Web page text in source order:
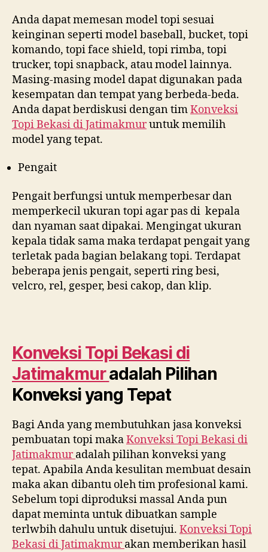
Anda dapat memesan model topi sesuai
keinginan seperti model baseball, bucket, topi
komando, topi face shield, topi rimba, topi
trucker, topi snapback, atau model lainnya.
Masing-masing model dapat digunakan pada
kesempatan dan tempat yang berbeda-beda.
Anda dapat berdiskusi dengan timKonveksi
Topi Bekasi diJatimakmuruntuk memilih
model yang tepat.
Pengait
Pengait berfungsi untuk memperbesar dan
memperkecil ukuran topi agar pas di kepala
dan nyaman saat dipakai. Mengingat ukuran
kepala tidak sama maka terdapat pengait yang
terletak pada bagian belakang topi. Terdapat
beberapa jenis pengait, seperti ring besi,
velcro, rel, gesper, besi cakop, dan klip.
Konveksi Topi Bekasi di
Jatimakmuradalah Pilihan
Konveksi yang Tepat
Bagi Anda yang membutuhkan jasa konveksi
pembuatan topi makaKonveksi Topi Bekasi di
Jatimakmur adalah pilihan konveksi yang
tepat. Apabila Anda kesulitan membuat desain
maka akan dibantu oleh tim profesional kami.
Sebelum topi diproduksi massal Anda pun
dapat meminta untuk dibuatkan sample
terlwbih dahulu untuk disetujui. Konveksi Topi
Bekasi diJatimakmur akan memberikan hasil